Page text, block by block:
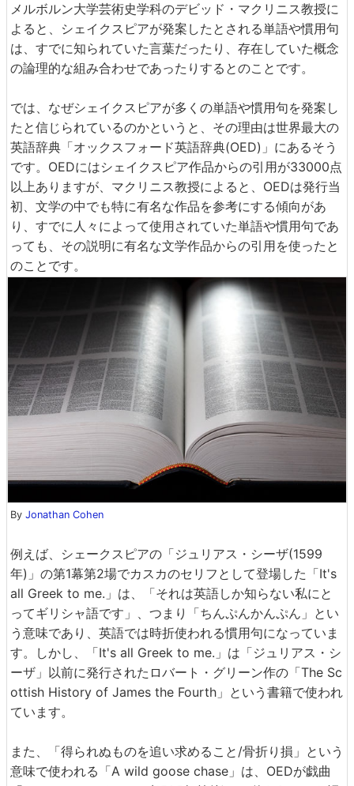
メルボルン大学芸術史学科のデビッド・マクリニス教授に
よると、シェイクスピアが発案したとされる単語や慣用句
は、すでに知られていた言葉だったり、存在していた概念
の論理的な組み合わせであったりするとのことです。
では、なぜシェイクスピアが多くの単語や慣用句を発案し
たと信じられているのかというと、その理由は世界最大の
英語辞典「オックスフォード英語辞典(OED)」にあるそう
です。OEDにはシェイクスピア作品からの引用が33000点
以上ありますが、マクリニス教授によると、OEDは発行当
初、文学の中でも特に有名な作品を参考にする傾向があ
り、すでに人々によって使用されていた単語や慣用句であ
っても、その説明に有名な文学作品からの引用を使ったと
のことです。
By Jonathan Cohen
例えば、シェークスピアの「ジュリアス・シーザ(1599
年)」の第1幕第2場でカスカのセリフとして登場した「It's
all Greek to me.」は、「それは英語しか知らない私にと
ってギリシャ語です」、つまり「ちんぷんかんぷん」とい
う意味であり、英語では時折使われる慣用句になっていま
す。しかし、「It's all Greek to me.」は「ジュリアス・シ
ーザ」以前に発行されたロバート・グリーン作の「The Sc
ottish History of James the Fourth」という書籍で使われ
ています。
また、「得られぬものを追い求めること/骨折り損」という
意味で使われる「A wild goose chase」は、OEDが戯曲